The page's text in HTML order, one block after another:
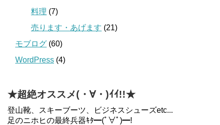
料理 (7)
売ります・あげます (21)
モブログ (60)
WordPress (4)
★超絶オススメ(・∀・)ｲｲ!!★
登山靴、スキーブーツ、ビジネスシューズetc...
足のニホヒの最終兵器ｷﾀ━(ﾟ∀ﾟ)━!